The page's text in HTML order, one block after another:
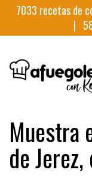
7033 recetas de
|
Muestra
de